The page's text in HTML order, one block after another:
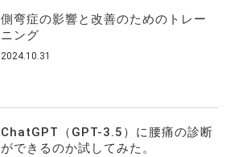
側弯症の影響と改善のためのトレー
ニング
2024.10.31
ChatGPT（GPT-3.5）に腰痛の診断
ができるのか試してみた。